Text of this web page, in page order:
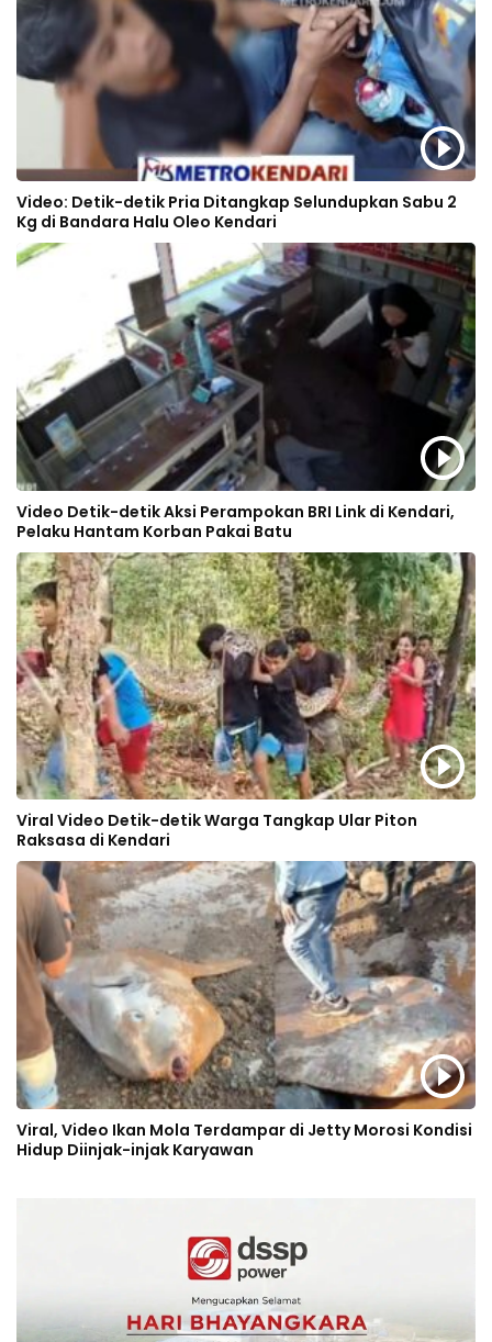
Video: Detik-detik Pria Ditangkap Selundupkan Sabu 2
Kg di Bandara Halu Oleo Kendari
Video Detik-detik Aksi Perampokan BRI Link di Kendari,
Pelaku Hantam Korban Pakai Batu
Viral Video Detik-detik Warga Tangkap Ular Piton
Raksasa di Kendari
Viral, Video Ikan Mola Terdampar di Jetty Morosi Kondisi
Hidup Diinjak-injak Karyawan